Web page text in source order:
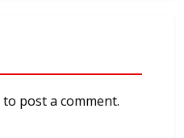
to post a comment.